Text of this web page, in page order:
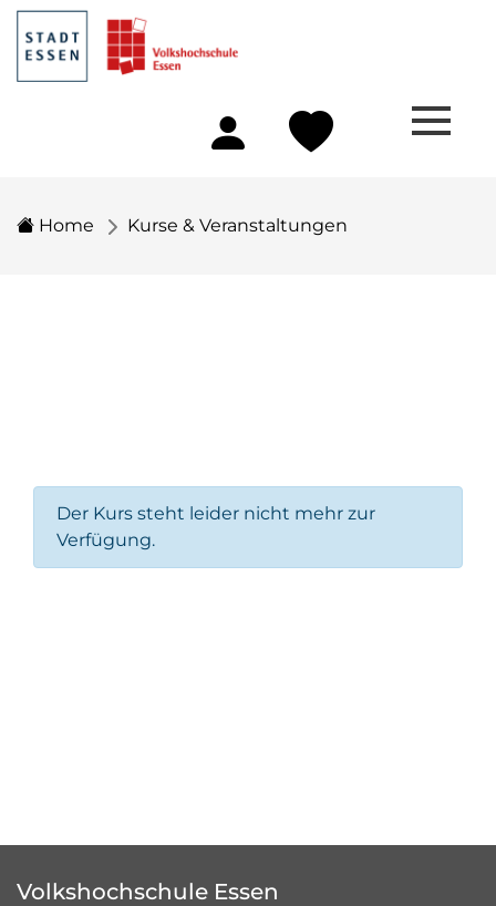
Home Kurse & Veranstaltungen
Der Kurs steht leider nicht mehr zur
Verfügung.
Volkshochschule Essen